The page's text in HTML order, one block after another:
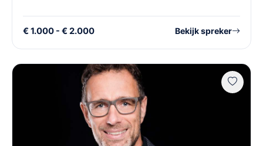
€ 1.000 - € 2.000 Bekijk spreker